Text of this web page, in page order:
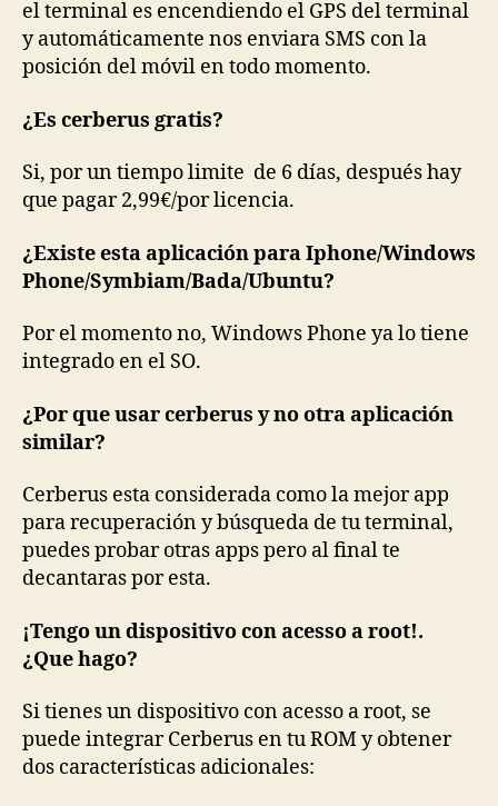
el terminal es encendiendo el GPS del terminal
y automáticamente nos enviara SMS con la
posición del móvil en todo momento.
¿Es cerberus gratis?
Si, por un tiempo limite de 6 días, después hay
que pagar 2,99€/por licencia.
¿Existe esta aplicación para Iphone/Windows
Phone/Symbiam/Bada/Ubuntu?
Por el momento no, Windows Phone ya lo tiene
integrado en el SO.
¿Por que usar cerberus y no otra aplicación
similar?
Cerberus esta considerada como la mejor app
para recuperación y búsqueda de tu terminal,
puedes probar otras apps pero al final te
decantaras por esta.
¡Tengo un dispositivo con acesso a root!.
¿Que hago?
Si tienes un dispositivo con acesso a root, se
puede integrar Cerberus en tu ROM y obtener
dos características adicionales: